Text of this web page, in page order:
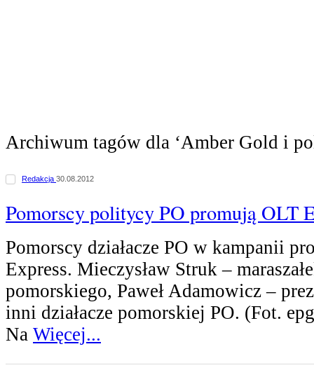
Archiwum tagów dla ‘Amber Gold i
Redakcja 30.08.2012
Pomorscy politycy PO promują OLT
Pomorscy działacze PO w kampanii
Express. Mieczysław Struk –
pomorskiego, Paweł Adamowicz –
inni działacze pomorskiej PO. (Fot.
Na Więcej...